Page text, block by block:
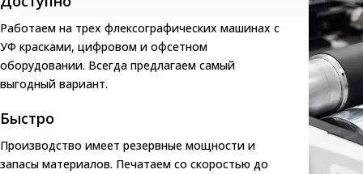
процентное содержание этилового спирта;
состав;
дату изготовления;
ГОСТ, в соответствии с которым изготовлен продукт;
предупреждение о вреде употребления спиртных напитков;
штрихкод.
информация размещается по желанию.
Работаем на трех флексографических машинах с
УФ красками, цифровом и офсетном
оборудовании. Всегда предлагаем самый
выгодный вариант.
Быстро
Производство имеет резервные мощности и
запасы материалов. Печатаем со скоростью до